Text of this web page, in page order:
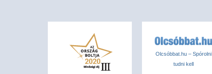
Olcsóbbat.hu – Spórolni
tudni kell